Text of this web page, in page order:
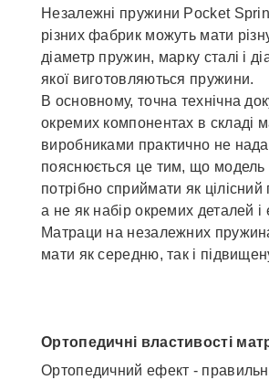
Незалежні пружини Pocket
різних фабрик можуть мати
діаметр пружин, марку сталі і
якої виготовляються пружини.
В основному, точна технічна
окремих компонентах в складі
виробниками практично не
пояснюється це тим, що модель
потрібно сприймати як цілісний
а не як набір окремих деталей і
Матраци на незалежних
мати як середню, так і
Ортопедичні властивості
Ортопедичний ефект -